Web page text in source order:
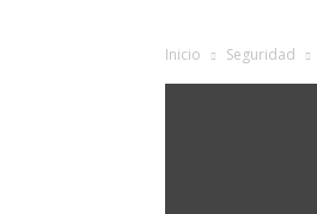
Inicio Seguridad